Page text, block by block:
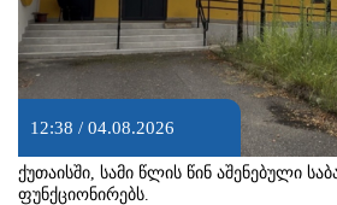
12:38 / 04.08.2026
ქუთაისში, სამი წლის წინ აშენებული
ფუნქციონირებს.